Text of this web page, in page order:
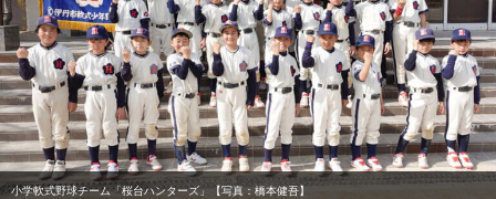
小学軟式野球チーム「桜台ハンターズ」【写真：橋本健吾】